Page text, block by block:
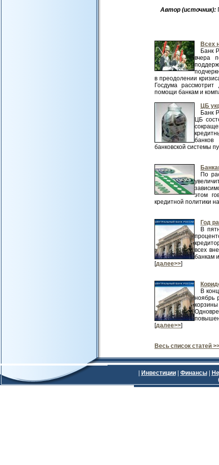
Автор (источник):
Всех
Банк
вчера
в преодолении
Госдума
помощи банкам и
ЦБ
Банк
ЦБ
банков
банковской системы
По
этом
кредитной политики
Год
В
всех
банкам
[далее>>]
В
ноябрь
[далее>>]
Весь список статей
Инвестиции| Финансы|